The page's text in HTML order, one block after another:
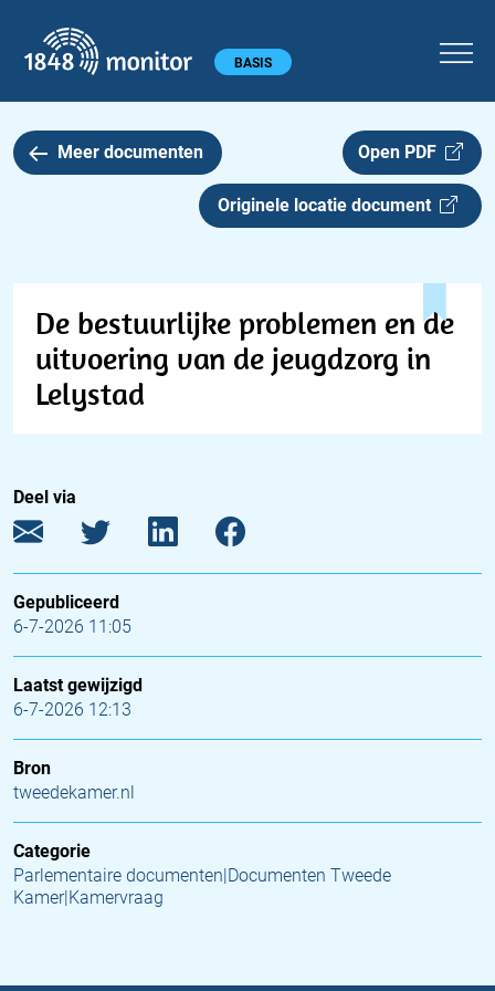
Hoofdmenu BASIS
Meer documenten Open PDF
Originele locatie document
De bestuurlijke problemen en de
uitvoering van de jeugdzorg in
Lelystad
Deel via
Gepubliceerd
6-7-2026 11:05
Laatst gewijzigd
6-7-2026 12:13
Bron
tweedekamer.nl
Categorie
Parlementaire documenten|Documenten Tweede
Kamer|Kamervraag